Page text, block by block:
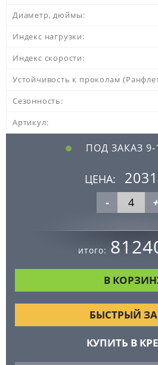
Диаметр, дюймы:
Индекс нагрузки:
Индекс скорости:
Устойчивость к проколам
Сезонность:
Артикул:
ПОД ЗАКАЗ
ЦЕНА:
-
+
итого:
БЫСТРЫЙ
КУПИТЬ В